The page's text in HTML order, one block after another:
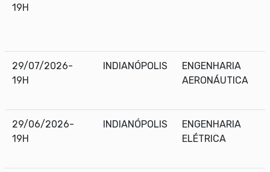
19H
29/07/2026-
19H
INDIANÓPOLIS
ENGENHARIA
AERONÁUTICA
29/06/2026-
19H
INDIANÓPOLIS
ENGENHARIA
ELÉTRICA